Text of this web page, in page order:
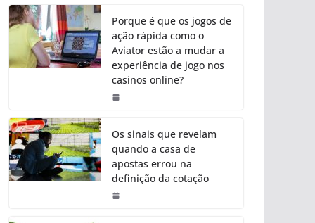
Porque é que os jogos de
ação rápida como o
Aviator estão a mudar a
experiência de jogo nos
casinos online?
Os sinais que revelam
quando a casa de
apostas errou na
definição da cotação